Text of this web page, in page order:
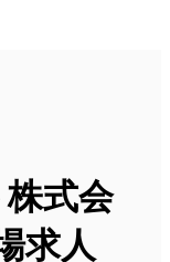
式会
求人